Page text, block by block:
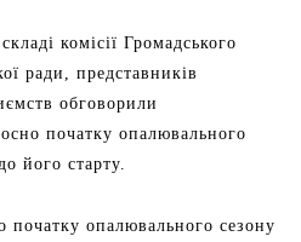
комісії Громадського
ради, представників
обговорили
початку опалювального
його старту.
початку опалювального сезону